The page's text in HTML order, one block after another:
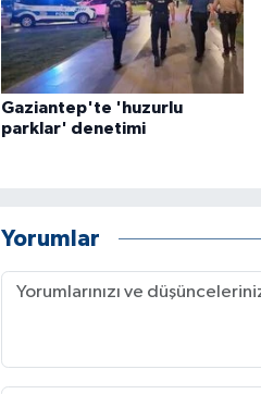
Gaziantep'te 'huzurlu
parklar' denetimi
Yorumlar